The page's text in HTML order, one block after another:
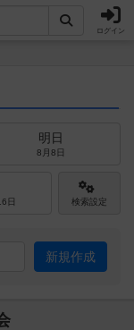
ログイン
明日
8月8日
日 検索設定
新規作成